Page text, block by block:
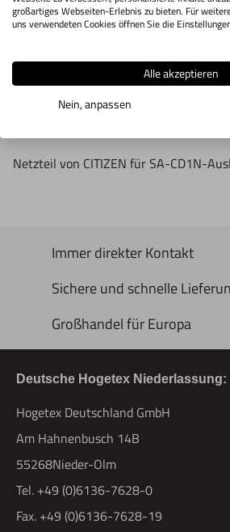
IN DEN WARENKORB
Netzteil von CITIZEN für SA-CD1N-
Immer direkter Kontakt
Sichere und schnelle
Großhandel für Europa
Deutsche Hogetex Niederlassung:
Hogetex Deutschland GmbH
Am Hahnenbusch 14B
55268Nieder-Olm
Tel. +49 (0)6136-7628-0
Fax. +49 (0)6136-7628-19
großartiges Webseiten-Erlebnis zu bieten. Für
uns verwendeten Cookies öffnen Sie die
Alle akzeptieren
Nein, anpassen